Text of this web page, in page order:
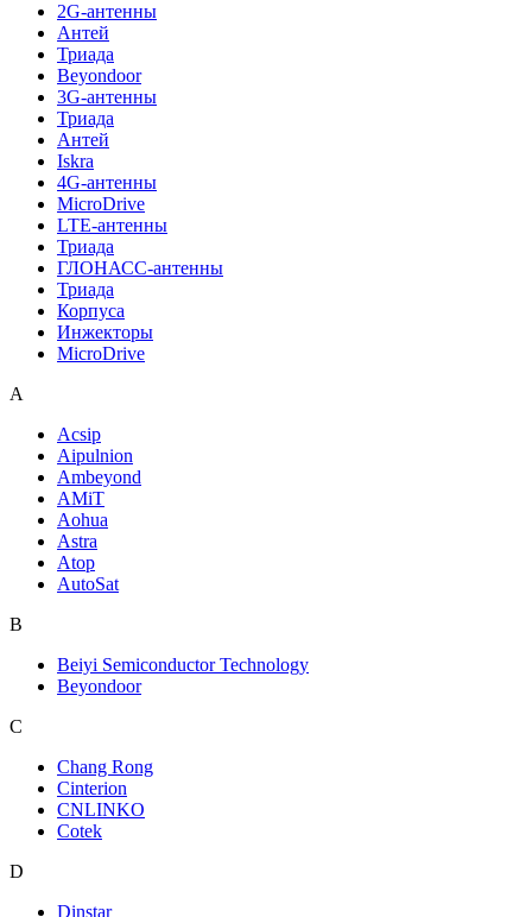
2G-антенны
Антей
Триада
Beyondoor
3G-антенны
Триада
Антей
Iskra
4G-антенны
MicroDrive
LTE-антенны
Триада
ГЛОНАСС-антенны
Триада
Корпуса
Инжекторы
MicroDrive
A
Acsip
Aipulnion
Ambeyond
AMiT
Aohua
Astra
Atop
AutoSat
B
Beiyi Semiconductor Technology
Beyondoor
C
Chang Rong
Cinterion
CNLINKO
Cotek
D
Dinstar